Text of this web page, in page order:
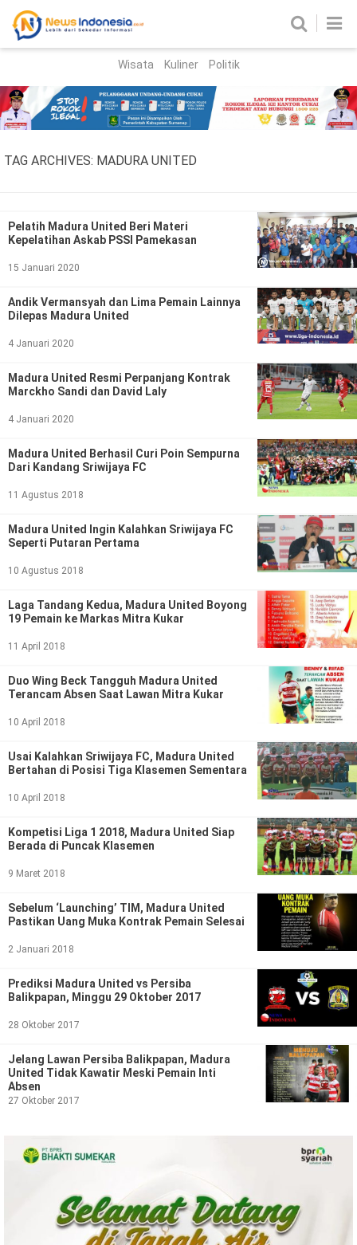
Parlemen
Nasional
Gaya Hidup
Otomotif
Iptek
Pendidikan Ilmiah
Teknologi
SosBud
Sosial
Wisata
Ekonomi
Indeks Birokrasi
2026
News
Indonesia
All
Wisata Kuliner Politik
TAG ARCHIVES: MADURA UNITED
Pelatih Madura United Beri Materi
Kepelatihan Askab PSSI Pamekasan
15 Januari 2020
Andik Vermansyah dan Lima Pemain Lainnya
Dilepas Madura United
4 Januari 2020
Madura United Resmi Perpanjang Kontrak
Marckho Sandi dan David Laly
4 Januari 2020
Madura United Berhasil Curi Poin Sempurna
Dari Kandang Sriwijaya FC
11 Agustus 2018
Madura United Ingin Kalahkan Sriwijaya FC
Seperti Putaran Pertama
10 Agustus 2018
Laga Tandang Kedua, Madura United Boyong
19 Pemain ke Markas Mitra Kukar
11 April 2018
Duo Wing Beck Tangguh Madura United
Terancam Absen Saat Lawan Mitra Kukar
10 April 2018
Usai Kalahkan Sriwijaya FC, Madura United
Bertahan di Posisi Tiga Klasemen Sementara
10 April 2018
Kompetisi Liga 1 2018, Madura United Siap
Berada di Puncak Klasemen
9 Maret 2018
Sebelum ‘Launching’ TIM, Madura United
Pastikan Uang Muka Kontrak Pemain Selesai
2 Januari 2018
Prediksi Madura United vs Persiba
Balikpapan, Minggu 29 Oktober 2017
28 Oktober 2017
Jelang Lawan Persiba Balikpapan, Madura
United Tidak Kawatir Meski Pemain Inti
Absen
27 Oktober 2017